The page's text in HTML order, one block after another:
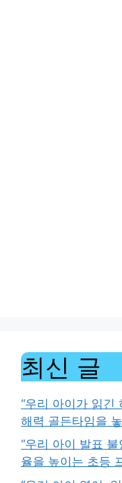
최신 글
“우리 아이가 읽긴
해력 골든타임을
“우리 아이 발표
율을 높이는 초등